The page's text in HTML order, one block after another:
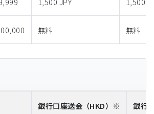
無料 無料
銀行口座送金 （HKD）※ 銀行